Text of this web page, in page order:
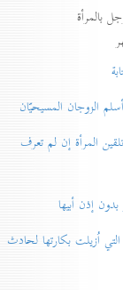
بالمرأة
المسيحيّان
إن لم تعرف
إذن أبيها
اُزيلت بكارتها لحادث